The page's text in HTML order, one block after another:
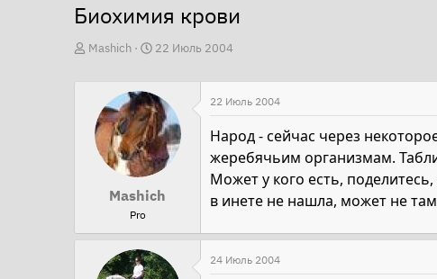
Биохимия крови
А
Mashich
Д
а
н
а
ч
а
22 Июль 2004
Mashich
Pro
22 Июль 2004
Народ - сейчас через
жеребячьим организмам.
Может у кого есть, поделитесь,
в инете не нашла, может не там
24 Июль 2004